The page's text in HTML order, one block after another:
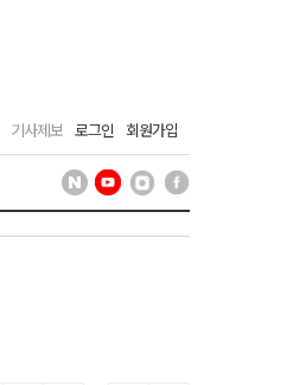
기사제보 로그인 회원가입